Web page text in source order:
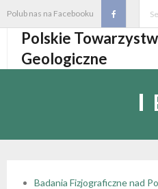
content
Polub nas na Facebooku
Polskie
Geologiczne
- Historia
Oddziały, koła, sekcje
Badania Fizjograficzne nad